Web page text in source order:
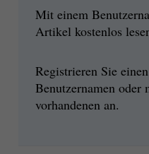
Mit einem
Artikel kostenlos
Registrieren Sie
Benutzernamen oder
vorhandenen an.